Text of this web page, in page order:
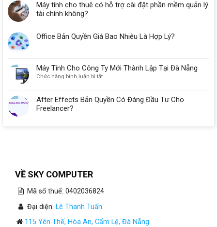
Máy tính cho thuê có hỗ trợ cài đặt phần mềm quản lý
tài chính không?
Office Bản Quyền Giá Bao Nhiêu Là Hợp Lý?
Máy Tính Cho Công Ty Mới Thành Lập Tại Đà Nẵng
Chức năng bình luận bị tắtở
Cho
After Effects Bản Quyền Có Đáng Đầu Tư Cho
Freelancer?
VỀ SKY COMPUTER
Mã số thuế: 0402036824
Đại diện: Lê Thanh Tuấn
115 Yên Thế, Hòa An, Cẩm Lệ, Đà Nẵng